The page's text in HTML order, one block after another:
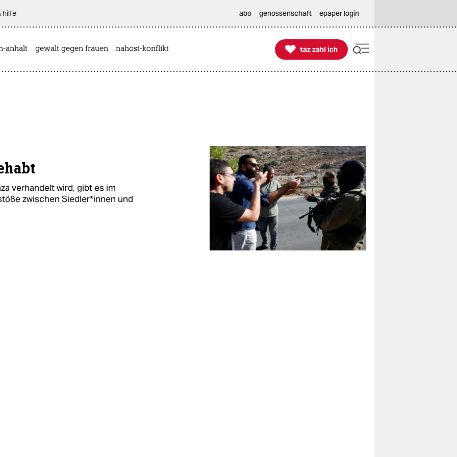
hilfe abo genossenschaft epaper login
anhalt gewalt gegen frauen nahost-konflikt 
taz zahl ich
taz zahl ich
verhandelt wird, gibt es im
zwischen Sied­le­r*in­nen und